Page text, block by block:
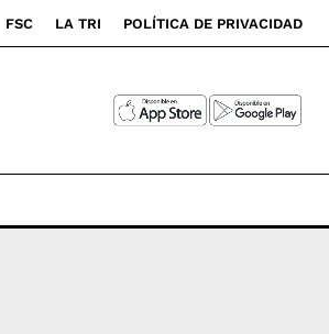
FSC LA TRI POLÍTICA DE PRIVACIDAD